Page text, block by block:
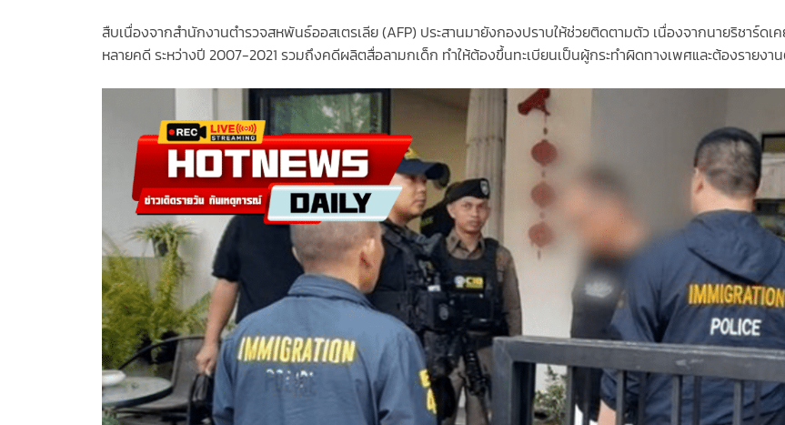
สืบเนื่องจากสำนักงานตำรวจสหพันธ์ออสเตรเลีย (AFP) ประสานมายังกองปราบให้ช่วยติดตามตัว เนื่องจากนายริชาร์ด
หลายคดี ระหว่างปี 2007-2021 รวมถึงคดีผลิตสื่อลามกเด็ก ทำให้ต้องขึ้นทะเบียนเป็นผู้กระทำผิดทางเพศและต้องรายงา